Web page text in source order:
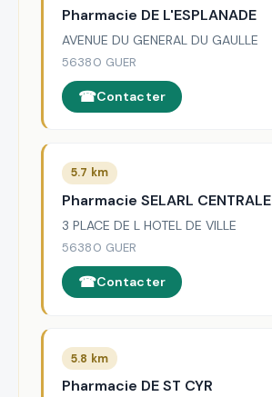
Pharmacie DE L'ESPLANADE
AVENUE DU GENERAL DU GAULLE
56380 GUER
Contacter
5.7 km
Pharmacie SELARL CENTRALE
3 PLACE DE L HOTEL DE VILLE
56380 GUER
Contacter
5.8 km
Pharmacie DE ST CYR